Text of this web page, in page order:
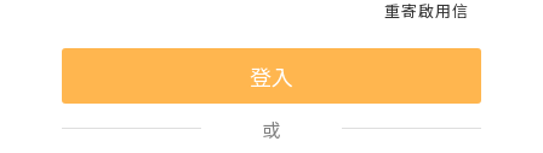
重寄啟用信
或